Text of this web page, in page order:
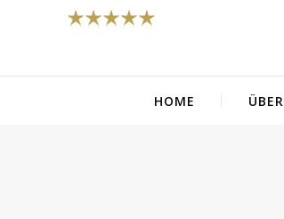
HOME